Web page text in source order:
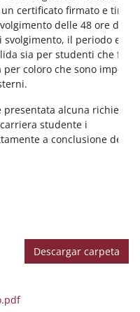
certificato firmato e
delle 48 ore di
svolgimento, il periodo ed il
sia per studenti che
coloro che sono
presentata alcuna richiesta
studente i
a conclusione del
Descargar carpeta